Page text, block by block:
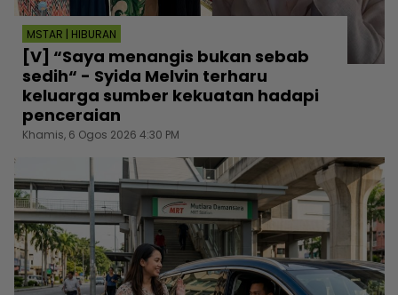
MSTAR | HIBURAN
[V] “Saya menangis bukan sebab
sedih“ - Syida Melvin terharu
keluarga sumber kekuatan hadapi
penceraian
Khamis, 6 Ogos 2026 4:30 PM